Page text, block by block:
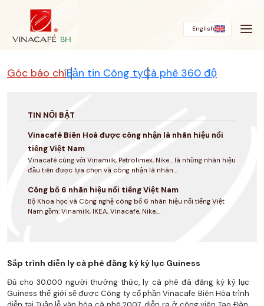
English
Góc báo chíBản tin Công tyCà phê 360 độ
TIN NỔI BẬT
Vinacafé Biên Hoà được công nhận là nhãn hiệu nổi
tiếng Việt Nam
Vinacafé cùng với Vinamilk, Petrolimex, Nike... là những nhãn hiệu
đầu tiên được lựa chọn và công nhận là nhãn...
Công bố 6 nhãn hiệu nổi tiếng Việt Nam
Bộ Khoa học và Công nghệ công bố 6 nhãn hiệu nổi tiếng Việt
Nam gồm: Vinamilk, IKEA, Vinacafe, Nike,...
Sắp trình diễn ly cà phê đăng ký kỷ lục Guiness
Đủ cho 30.000 người thưởng thức, ly cà phê đã đăng ký kỷ lục
Guiness thế giới sẽ được Công ty cổ phần Vinacafe Biên Hòa trình